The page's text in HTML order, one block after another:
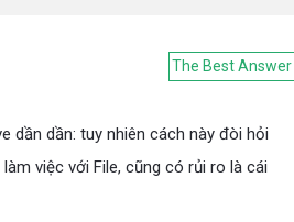
The Best Answer
dần dần: tuy nhiên cách này đòi hỏi
việc với File, cũng có rủi ro là cái